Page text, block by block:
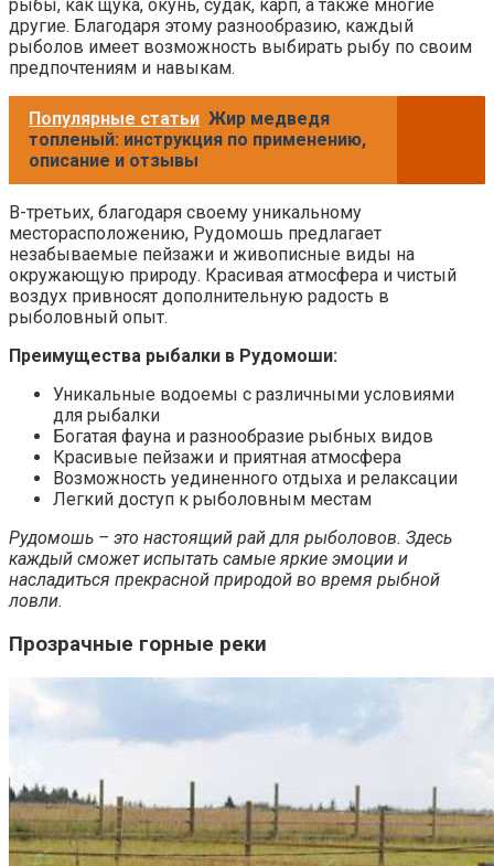
рыбы, как щука, окунь, судак, карп, а также многие
другие. Благодаря этому разнообразию, каждый
рыболов имеет возможность выбирать рыбу по своим
предпочтениям и навыкам.
Популярные статьи Жир медведя
топленый: инструкция по применению,
описание и отзывы
В-третьих, благодаря своему уникальному
месторасположению, Рудомошь предлагает
незабываемые пейзажи и живописные виды на
окружающую природу. Красивая атмосфера и чистый
воздух привносят дополнительную радость в
рыболовный опыт.
Преимущества рыбалки в Рудомоши:
Уникальные водоемы с различными условиями
для рыбалки
Богатая фауна и разнообразие рыбных видов
Красивые пейзажи и приятная атмосфера
Возможность уединенного отдыха и релаксации
Легкий доступ к рыболовным местам
Рудомошь – это настоящий рай для рыболовов. Здесь
каждый сможет испытать самые яркие эмоции и
насладиться прекрасной природой во время рыбной
ловли.
Прозрачные горные реки